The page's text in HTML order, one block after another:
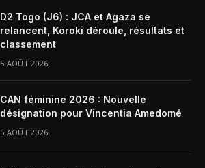
D2 Togo (J6) : JCA et Agaza se
relancent, Koroki déroule, résultats et
classement
5 AOÛT 2026
CAN féminine 2026 : Nouvelle
désignation pour Vincentia Amedomé
5 AOÛT 2026